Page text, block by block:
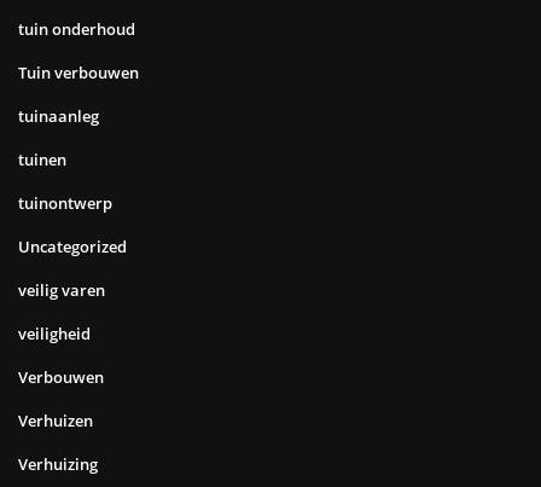
tuin onderhoud
Tuin verbouwen
tuinaanleg
tuinen
tuinontwerp
Uncategorized
veilig varen
veiligheid
Verbouwen
Verhuizen
Verhuizing